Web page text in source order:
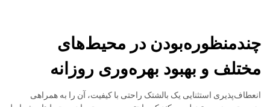
چندمنظوره‌بودن در محیط‌های
مختلف و بهبود بهره‌وری روزانه
انعطاف‌پذیری استثنایی یک بالشتک راحتی با کیفیت، آن را به همراهی